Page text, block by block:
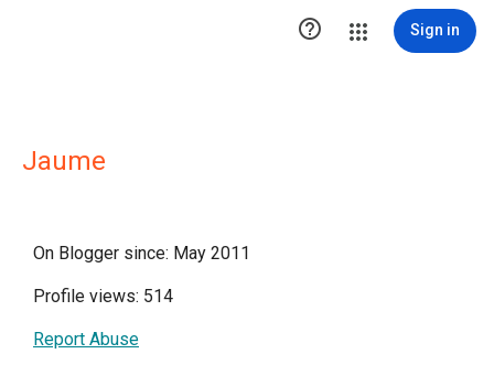
 Sign in
Jaume
On Blogger since: May 2011
Profile views: 514
Report Abuse